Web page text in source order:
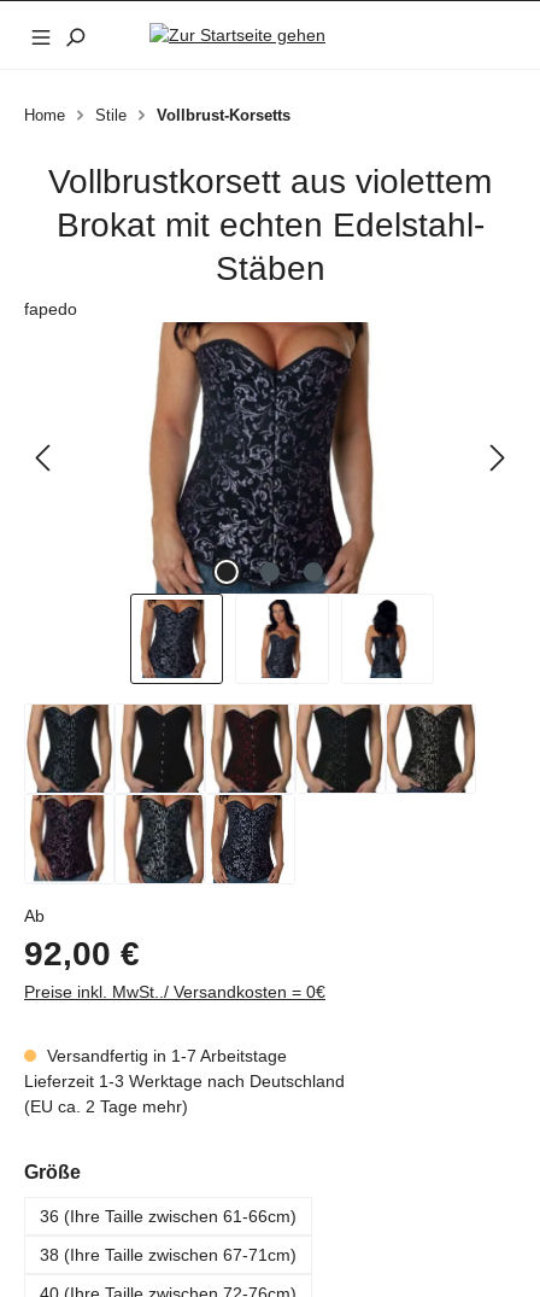
Zum Hauptinhalt springen
Home Stile Vollbrust-Korsetts
Vollbrustkorsett aus violettem
Brokat mit echten Edelstahl-
Stäben
fapedo
Bildergalerie überspringen
AbRegulärer Preis:
92,00 €
Preise inkl. MwSt../ Versandkosten = 0€
Versandfertig in 1-7 Arbeitstage
Lieferzeit 1-3 Werktage nach Deutschland
(EU ca. 2 Tage mehr)
Größeauswählen
36 (Ihre Taille zwischen 61-66cm)
38 (Ihre Taille zwischen 67-71cm)